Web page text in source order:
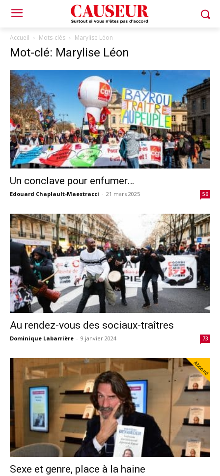
Accueil Mots-clés Marylise Léon
Mot-clé: Marylise Léon
Un conclave pour enfumer…
Edouard Chaplault-Maestracci - 21 mars 2025 56
Au rendez-vous des sociaux-traîtres
Dominique Labarrière - 9 janvier 2024 73
Abonné
Sexe et genre, place à la haine